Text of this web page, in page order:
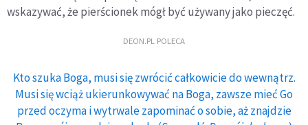
wskazywać, że pierścionek mógł być używany jako pieczęć.
DEON.PL POLECA
Kto szuka Boga, musi się zwrócić całkowicie do wewnątrz.
Musi się wciąż ukierunkowywać na Boga, zawsze mieć Go
przed oczyma i wytrwale zapominać o sobie, aż znajdzie